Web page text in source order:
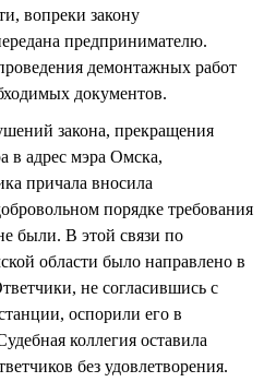
вопреки закону
предпринимателю.
демонтажных работ
документов.
закона, прекращения
в адрес мэра Омска,
причала вносила
порядке требования
были. В этой связи по
области было направлено в
не согласившись с
оспорили его в
коллегия оставила
без удовлетворения.